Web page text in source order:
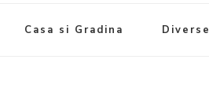
Casa si Gradina Diverse